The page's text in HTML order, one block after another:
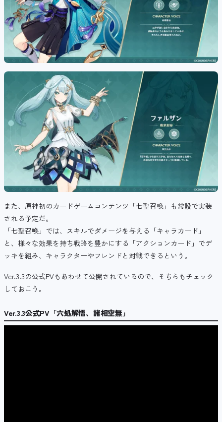
また、 原神初のカードゲームコンテンツ 「七聖召喚」も常設で実装
される予定だ。
「七聖召喚」では、 スキルでダメージを与える「キャラカード」
と、様々な効果を持ち戦略を豊かにする「アクションカード」でデ
ッキを組み、 キャラクターやフレンドと対戦できるという。
Ver.3.3の公式PVもあわせて公開されているので、そちらもチェック
しておこう。
Ver.3.3公式PV「六処解悟、諸相空無」